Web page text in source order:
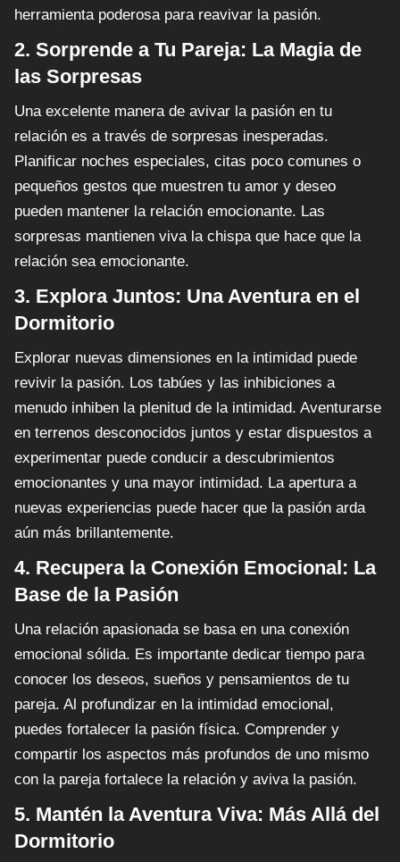
herramienta poderosa para reavivar la pasión.
2. Sorprende a Tu Pareja: La Magia de
las Sorpresas
Una excelente manera de avivar la pasión en tu
relación es a través de sorpresas inesperadas.
Planificar noches especiales, citas poco comunes o
pequeños gestos que muestren tu amor y deseo
pueden mantener la relación emocionante. Las
sorpresas mantienen viva la chispa que hace que la
relación sea emocionante.
3. Explora Juntos: Una Aventura en el
Dormitorio
Explorar nuevas dimensiones en la intimidad puede
revivir la pasión. Los tabúes y las inhibiciones a
menudo inhiben la plenitud de la intimidad. Aventurarse
en terrenos desconocidos juntos y estar dispuestos a
experimentar puede conducir a descubrimientos
emocionantes y una mayor intimidad. La apertura a
nuevas experiencias puede hacer que la pasión arda
aún más brillantemente.
4. Recupera la Conexión Emocional: La
Base de la Pasión
Una relación apasionada se basa en una conexión
emocional sólida. Es importante dedicar tiempo para
conocer los deseos, sueños y pensamientos de tu
pareja. Al profundizar en la intimidad emocional,
puedes fortalecer la pasión física. Comprender y
compartir los aspectos más profundos de uno mismo
con la pareja fortalece la relación y aviva la pasión.
5. Mantén la Aventura Viva: Más Allá del
Dormitorio